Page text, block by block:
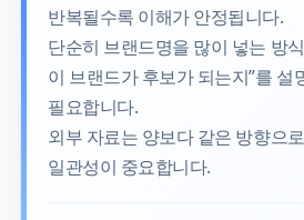
반복될수록 이해가 안정됩니다.
단순히 브랜드명을 많이 넣는 방
이 브랜드가 후보가 되는지”를 설
필요합니다.
외부 자료는 양보다 같은 방향으
일관성이 중요합니다.